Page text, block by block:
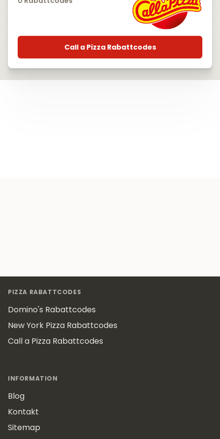
Call a Pizza Rabattcodes
PIZZA RABATTCODES
Domino's Rabattcodes
New York Pizza Rabattcodes
Call a Pizza Rabattcodes
INFORMATION
Blog
Kontakt
Sitemap